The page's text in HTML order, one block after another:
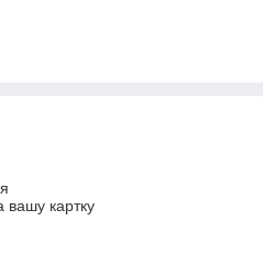
вашу картку